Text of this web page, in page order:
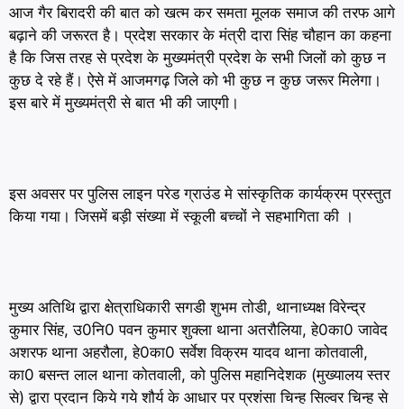
आज गैर बिरादरी की बात को खत्म कर समता मूलक समाज की तरफ आगे
बढ़ाने की जरूरत है। प्रदेश सरकार के मंत्री दारा सिंह चौहान का कहना
है कि जिस तरह से प्रदेश के मुख्यमंत्री प्रदेश के सभी जिलों को कुछ न
कुछ दे रहे हैं। ऐसे में आजमगढ़ जिले को भी कुछ न कुछ जरूर मिलेगा।
इस बारे में मुख्यमंत्री से बात भी की जाएगी।
इस अवसर पर पुलिस लाइन परेड ग्राउंड मे सांस्कृतिक कार्यक्रम प्रस्तुत
किया गया। जिसमें बड़ी संख्या में स्कूली बच्चों ने सहभागिता की ।
मुख्य अतिथि द्वारा क्षेत्राधिकारी सगडी शुभम तोडी, थानाध्यक्ष विरेन्द्र
कुमार सिंह, उ0नि0 पवन कुमार शुक्ला थाना अतरौलिया, हे0का0 जावेद
अशरफ थाना अहरौला, हे0का0 सर्वेश विक्रम यादव थाना कोतवाली,
का0 बसन्त लाल थाना कोतवाली, को पुलिस महानिदेशक (मुख्यालय स्तर
से) द्वारा प्रदान किये गये शौर्य के आधार पर प्रशंसा चिन्ह सिल्वर चिन्ह से